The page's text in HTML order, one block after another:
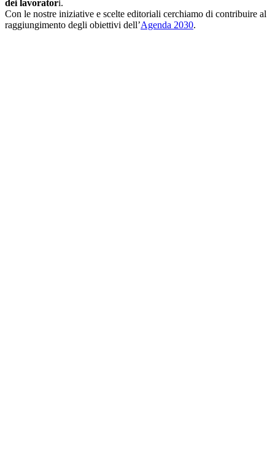
dei lavoratori.
Con le nostre iniziative e scelte editoriali cerchiamo di contribuire al
raggiungimento degli obiettivi dell’Agenda 2030.